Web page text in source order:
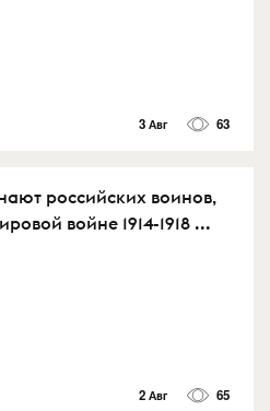
3 Авг 63
российских воинов,
войне 1914-1918 ...
2 Авг 65